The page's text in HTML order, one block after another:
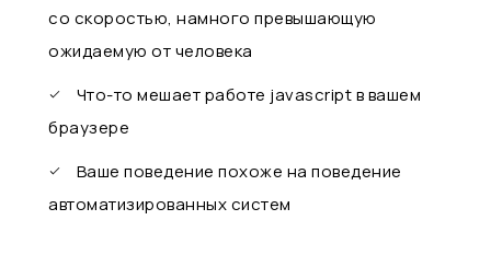
со скоростью, намного превышающую
ожидаемую от человека
Что-то мешает работе javascript в вашем
браузере
Ваше поведение похоже на поведение
автоматизированных систем